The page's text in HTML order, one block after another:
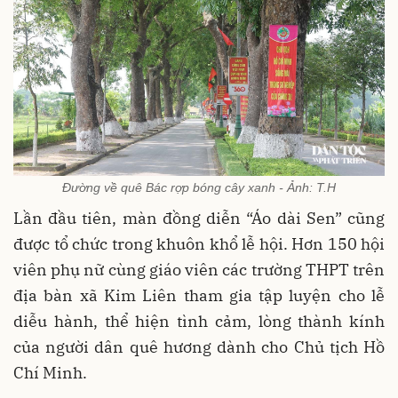
Đường về quê Bác rợp bóng cây xanh - Ảnh: T.H
Lần đầu tiên, màn đồng diễn “Áo dài Sen” cũng
được tổ chức trong khuôn khổ lễ hội. Hơn 150 hội
viên phụ nữ cùng giáo viên các trường THPT trên
địa bàn xã Kim Liên tham gia tập luyện cho lễ
diễu hành, thể hiện tình cảm, lòng thành kính
của người dân quê hương dành cho Chủ tịch Hồ
Chí Minh.